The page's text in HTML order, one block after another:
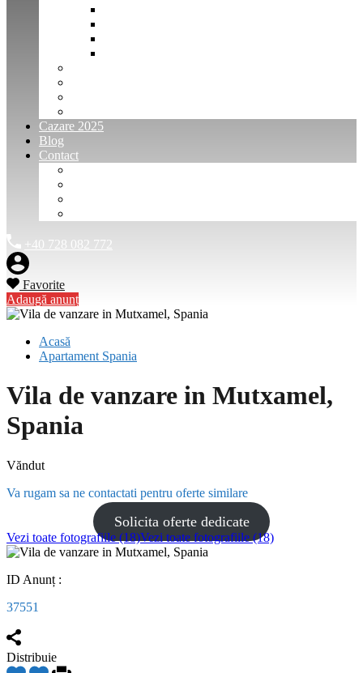
Cazare 2025
Blog
Contact
+40 728 082 772
Favorite
Adaugă anunț
Acasă
Apartament Spania
Vila de vanzare in Mutxamel,
Spania
Văndut
Va rugam sa ne contactati pentru oferte similare
Solicita oferte dedicate
Vezi toate fotografiile (18)Vezi toate fotografiile (18)
ID Anunț :
37551
Distribuie